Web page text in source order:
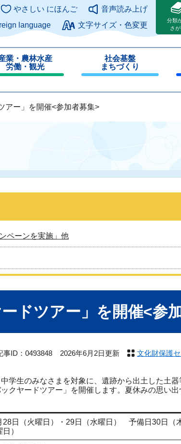
このページの本文へ
やさしい にほんご
音声読み上げ
language
文字サイズ・色変更
分類
さ
業・農林水産
労働・観光
社会基盤
まちづくり
じ
る
アー」を開催<参加者募集>
ペーンを実施」他
ードツアー」を開催<参
事ID：0493848 2026年6月2日更新 文化財保護
学生のみなさまを対象に、遺跡から出土した土
クヤードツアー」を開催します。夏休みの思い
28日（火曜日）・29日（水曜日） 予備日30日（
）